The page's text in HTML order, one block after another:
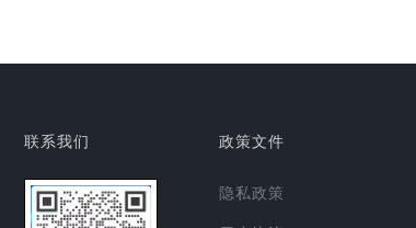
联系我们 政策文件
隐私政策